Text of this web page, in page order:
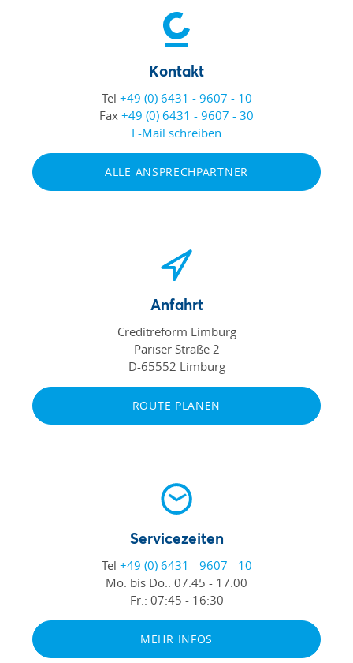
Kontakt
Tel +49 (0) 6431 - 9607 - 10
Fax +49 (0) 6431 - 9607 - 30
E-Mail schreiben
ALLE ANSPRECHPARTNER
Anfahrt
Creditreform Limburg
Pariser Straße 2
D-65552 Limburg
ROUTE PLANEN
Servicezeiten
Tel +49 (0) 6431 - 9607 - 10
Mo. bis Do.: 07:45 - 17:00
Fr.: 07:45 - 16:30
MEHR INFOS